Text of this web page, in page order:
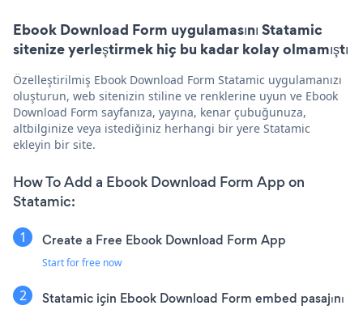
Ebook Download Form uygulamasını Statamic
sitenize yerleştirmek hiç bu kadar kolay olmamıştı
Özelleştirilmiş Ebook Download Form Statamic uygulamanızı
oluşturun, web sitenizin stiline ve renklerine uyun ve Ebook
Download Form sayfanıza, yayına, kenar çubuğunuza,
altbilginize veya istediğiniz herhangi bir yere Statamic
ekleyin bir site.
How To Add a Ebook Download Form App on
Statamic:
Create a Free Ebook Download Form App
Start for free now
Statamic için Ebook Download Form embed pasajını